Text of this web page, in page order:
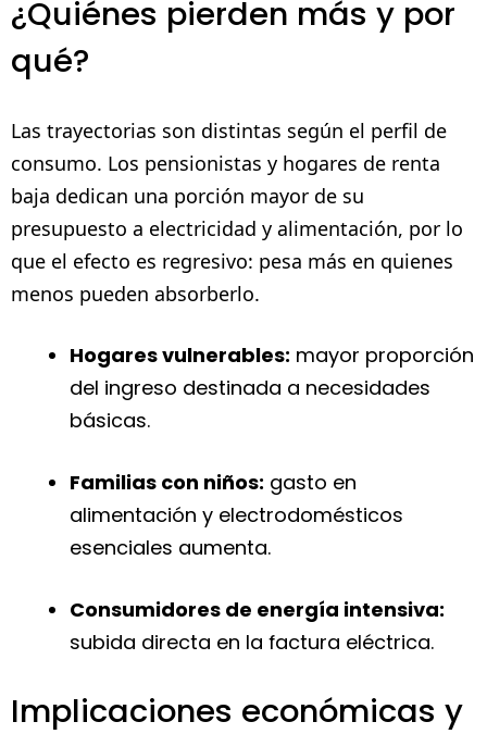
¿Quiénes pierden más y por
qué?
Las trayectorias son distintas según el perfil de
consumo. Los pensionistas y hogares de renta
baja dedican una porción mayor de su
presupuesto a electricidad y alimentación, por lo
que el efecto es regresivo: pesa más en quienes
menos pueden absorberlo.
Hogares vulnerables: mayor proporción
del ingreso destinada a necesidades
básicas.
Familias con niños: gasto en
alimentación y electrodomésticos
esenciales aumenta.
Consumidores de energía intensiva:
subida directa en la factura eléctrica.
Implicaciones económicas y